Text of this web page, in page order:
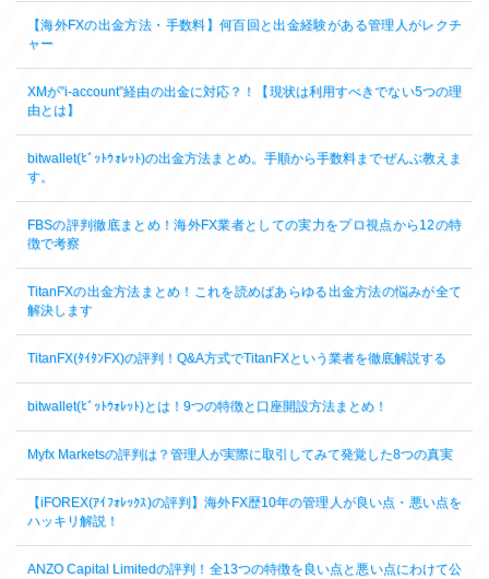
【海外FXの出金方法・手数料】何百回と出金経験がある管理人がレクチ
ャー
XMが”i-account”経由の出金に対応？！【現状は利用すべきでない5つの理
由とは】
bitwallet(ﾋﾞｯﾄｳｫﾚｯﾄ)の出金方法まとめ。手順から手数料までぜんぶ教えま
す。
FBSの評判徹底まとめ！海外FX業者としての実力をプロ視点から12の特
徴で考察
TitanFXの出金方法まとめ！これを読めばあらゆる出金方法の悩みが全て
解決します
TitanFX(ﾀｲﾀﾝFX)の評判！Q&A方式でTitanFXという業者を徹底解説する
bitwallet(ﾋﾞｯﾄｳｫﾚｯﾄ)とは！9つの特徴と口座開設方法まとめ！
Myfx Marketsの評判は？管理人が実際に取引してみて発覚した8つの真実
【iFOREX(ｱｲﾌｫﾚｯｸｽ)の評判】海外FX歴10年の管理人が良い点・悪い点を
ハッキリ解説！
ANZO Capital Limitedの評判！全13つの特徴を良い点と悪い点にわけて公